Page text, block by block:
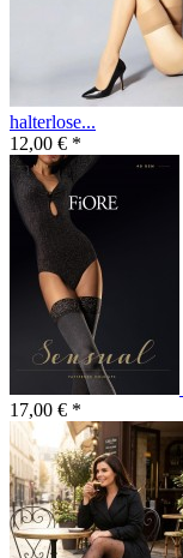
halterlose...
12,00 € *
17,00 € *